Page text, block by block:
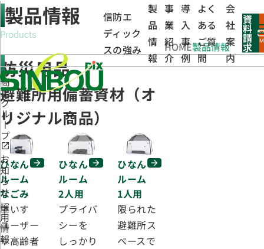
信防エ
ディック
スの強み
製
品
情
報
事
業
紹
介
導
入
事
例
よく
ある
ご質
問
会
社
案
内
資
料
請
求
ープ
せ
報
製品情報
Products
HOME製品情報
防災用品
避難所用備蓄資材（オ
リジナル商品）
ひなん
ルーム
なごみ
車いす
ユーザー
や高齢者
ひなん
ルーム
2人用
プライバ
シーを
しっかり
ひなん
ルーム
1人用
限られた
避難所ス
ペースで